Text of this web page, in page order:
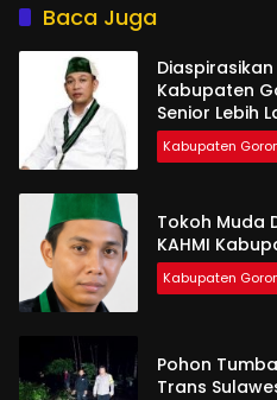
Baca Juga
Diaspirasikan
Kabupaten
Senior Lebih
Kabupaten
Tokoh Muda
KAHMI
Kabupaten
Pohon
Trans